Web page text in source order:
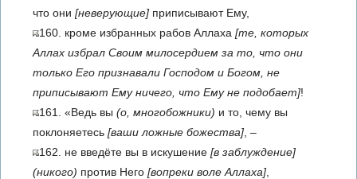
что они [неверующие] приписывают Ему,
160. кроме избранных рабов Аллаха [те, которых
Аллах избрал Своим милосердием за то, что они
только Его признавали Господом и Богом, не
приписывают Ему ничего, что Ему не подобает]!
161. «Ведь вы (о, многобожники) и то, чему вы
поклоняетесь [ваши ложные божества] , –
162. не введёте вы в искушение [в заблуждение]
(никого) против Него [вопреки воле Аллаха]